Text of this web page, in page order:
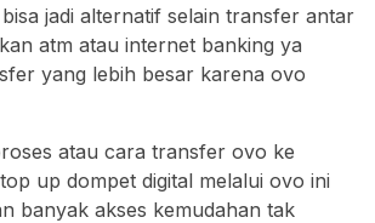
jadi alternatif selain transfer antar
atm atau internet banking ya
yang lebih besar karena ovo
atau cara transfer ovo ke
up dompet digital melalui ovo ini
banyak akses kemudahan tak